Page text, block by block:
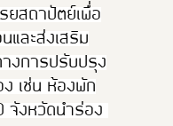
ยสถาปัตย์เพื่อ
และส่งเสริม
างการปรับปรุง
เช่น ห้องพัก
จังหวัดนำร่อง